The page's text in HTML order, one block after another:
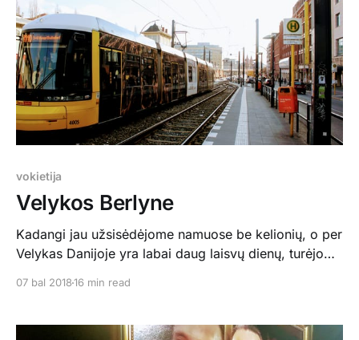
vokietija
Velykos Berlyne
Kadangi jau užsisėdėjome namuose be kelionių, o per
Velykas Danijoje yra labai daug laisvų dienų, turėjome
draugišką miestą. Tad išvykome patikrinti penkioms
07 bal 201816 min read